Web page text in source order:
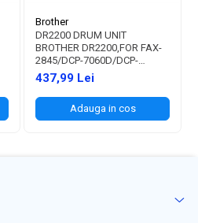
Brother
DR2200 DRUM UNIT
BROTHER DR2200,FOR FAX-
2845/DCP-7060D/DCP-
7065DN/DCP-7070DW/DCP-
7055/DCP7055W/HL2240D/
2135W 12K
437,99 Lei
Adauga in cos